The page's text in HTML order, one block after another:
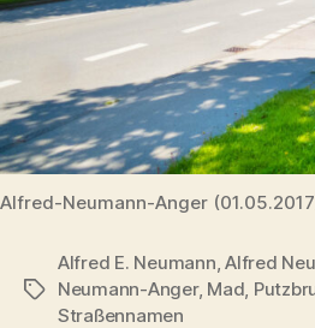
Alfred-Neumann-Anger
Schlagwörter
Alfred E. Neumann,Alfred
Neumann-Anger, Mad,
Straßennamen